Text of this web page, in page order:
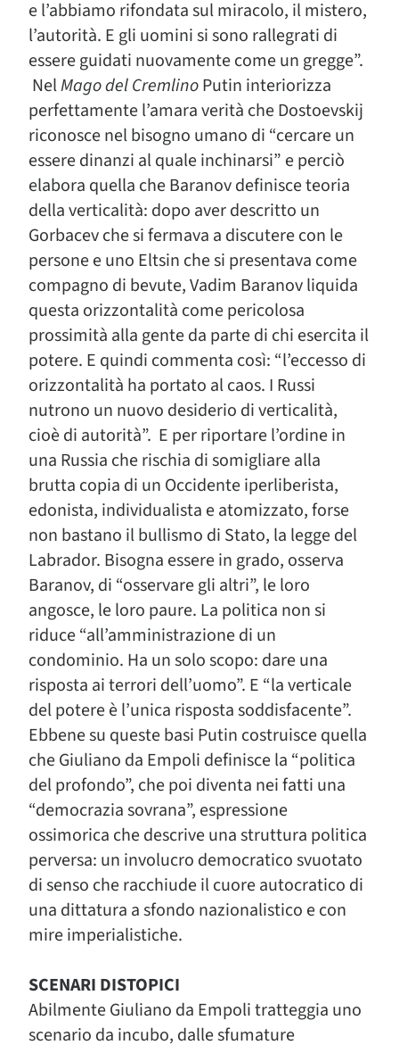
e l’abbiamo rifondata sul miracolo, il mistero,
l’autorità. E gli uomini si sono rallegrati di
essere guidati nuovamente come un gregge”.
NelMago del CremlinoPutin interiorizza
perfettamente l’amara verità che Dostoevskij
riconosce nel bisogno umano di “cercare un
essere dinanzi al quale inchinarsi” e perciò
elabora quella che Baranov definisce teoria
della verticalità: dopo aver descritto un
Gorbacev che si fermava a discutere con le
persone e uno Eltsin che si presentava come
compagno di bevute, Vadim Baranov liquida
questa orizzontalità come pericolosa
prossimità alla gente da parte di chi esercita il
potere. E quindi commenta così: “l’eccesso di
orizzontalità ha portato al caos. I Russi
nutrono un nuovo desiderio di verticalità,
cioè di autorità”. E per riportare l’ordine in
una Russia che rischia di somigliare alla
brutta copia di un Occidente iperliberista,
edonista, individualista e atomizzato, forse
non bastano il bullismo di Stato, la legge del
Labrador. Bisogna essere in grado, osserva
Baranov, di “osservare gli altri”, le loro
angosce, le loro paure. La politica non si
riduce “all’amministrazione di un
condominio. Ha un solo scopo: dare una
risposta ai terrori dell’uomo”. E “la verticale
del potere è l’unica risposta soddisfacente”.
Ebbene su queste basi Putin costruisce quella
che Giuliano da Empoli definisce la “politica
del profondo”, che poi diventa nei fatti una
“democrazia sovrana”, espressione
ossimorica che descrive una struttura politica
perversa: un involucro democratico svuotato
di senso che racchiude il cuore autocratico di
una dittatura a sfondo nazionalistico e con
mire imperialistiche.
SCENARI DISTOPICI
Abilmente Giuliano da Empoli tratteggia uno
scenario da incubo, dalle sfumature